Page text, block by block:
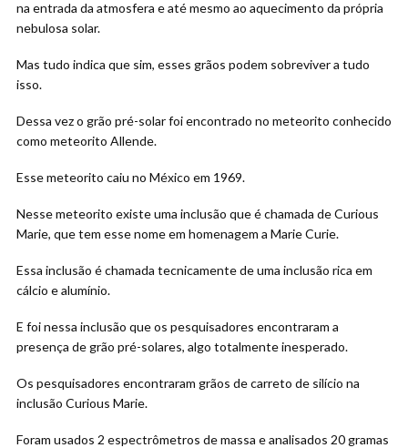
na entrada da atmosfera e até mesmo ao aquecimento da própria
nebulosa solar.
Mas tudo indica que sim, esses grãos podem sobreviver a tudo
isso.
Dessa vez o grão pré-solar foi encontrado no meteorito conhecido
como meteorito Allende.
Esse meteorito caiu no México em 1969.
Nesse meteorito existe uma inclusão que é chamada de Curious
Marie, que tem esse nome em homenagem a Marie Curie.
Essa inclusão é chamada tecnicamente de uma inclusão rica em
cálcio e alumínio.
E foi nessa inclusão que os pesquisadores encontraram a
presença de grão pré-solares, algo totalmente inesperado.
Os pesquisadores encontraram grãos de carreto de silício na
inclusão Curious Marie.
Foram usados 2 espectrômetros de massa e analisados 20 gramas